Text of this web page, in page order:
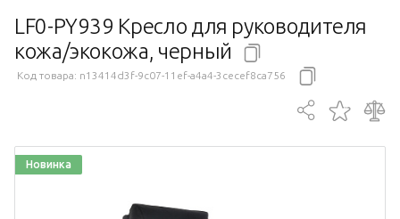
LF0-PY939 Кресло для руководителя
кожа/экокожа, черный
Код товара: n13414d3f-9c07-11ef-a4a4-3cecef8ca756
Новинка